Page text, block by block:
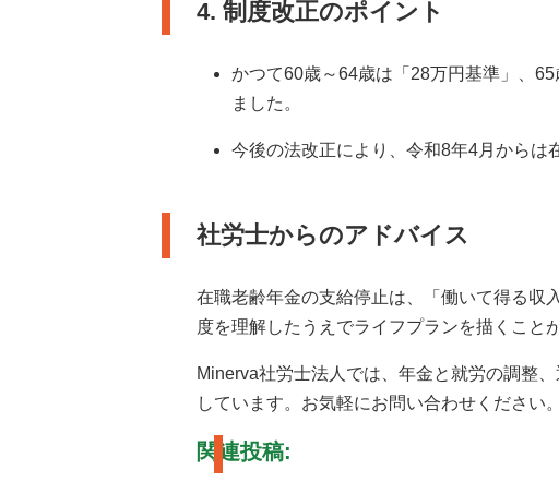
4. 制度改正のポイント
かつて60歳～64歳は「28万円基準」、
ました。
今後の法改正により、令和8年4月からは
社労士からのアドバイス
在職老齢年金の支給停止は、「働いて得る収
度を理解したうえでライフプランを描くこと
Minerva社労士法人では、年金と就労の調整
しています。お気軽にお問い合わせください。
関連投稿: